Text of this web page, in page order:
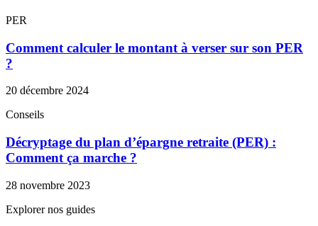
PER
Comment calculer le montant à verser sur son PER
?
20 décembre 2024
Conseils
Décryptage du plan d’épargne retraite (PER) :
Comment ça marche ?
28 novembre 2023
Explorer nos guides